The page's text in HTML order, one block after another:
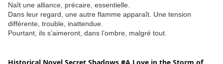
Naît une alliance, précaire, essentielle.
Dans leur regard, une autre flamme apparaît. Une tension
différente, trouble, inattendue.
Pourtant, ils s’aimeront, dans l’ombre, malgré tout.
Historical Novel Secret Shadows #A Love in the Storm of